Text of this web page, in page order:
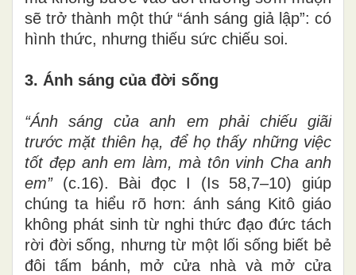
sẽ trở thành một thứ “ánh sáng giả lập”: có
hình thức, nhưng thiếu sức chiếu soi.
3. Ánh sáng của đời sống
“Ánh sáng của anh em phải chiếu giãi
trước mặt thiên hạ, để họ thấy những việc
tốt đẹp anh em làm, mà tôn vinh Cha anh
em”(c.16). Bài đọc I (Is 58,7–10) giúp
chúng ta hiểu rõ hơn: ánh sáng Kitô giáo
không phát sinh từ nghi thức đạo đức tách
rời đời sống, nhưng từ một lối sống biết bẻ
đôi tấm bánh, mở cửa nhà và mở cửa